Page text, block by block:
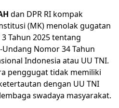
dan DPR RI kompak
(MK) menolak gugatan
Tahun 2025 tentang
Nomor 34 Tahun
Indonesia atau UU TNI.
penggugat tidak memiliki
dengan UU TNI
swadaya masyarakat.